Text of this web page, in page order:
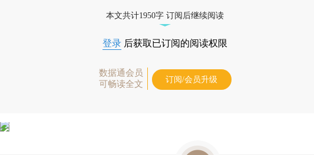
本文共计1950字 订阅后继续阅读
登录 后获取已订阅的阅读权限
数据通会员
可畅读全文
订阅/会员升级